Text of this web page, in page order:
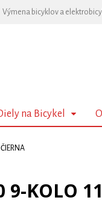
Výmena bicyklov a
na Bicykel
9-KOLO